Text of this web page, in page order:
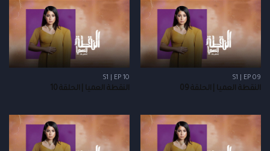
S1 | EP 09
النقطة العميا | الحلقة 09
S1 | EP 10
النقطة العميا | الحلقة 10